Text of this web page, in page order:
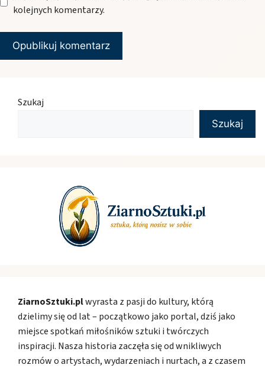
kolejnych komentarzy.
Szukaj
Szukaj
ZiarnoSztuki.plwyrasta z pasji do kultury, którą
dzielimy się od lat – początkowo jako portal, dziś jako
miejsce spotkań miłośników sztuki i twórczych
inspiracji. Nasza historia zaczęła się od wnikliwych
rozmów o artystach, wydarzeniach i nurtach, a z czasem